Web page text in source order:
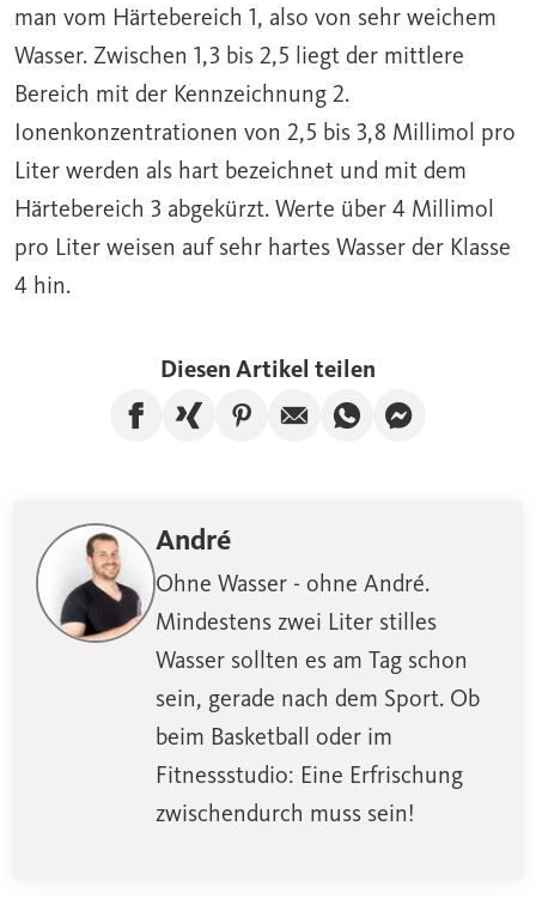
man vom Härtebereich 1, also von sehr weichem
Wasser. Zwischen 1,3 bis 2,5 liegt der mittlere
Bereich mit der Kennzeichnung 2.
Ionenkonzentrationen von 2,5 bis 3,8 Millimol pro
Liter werden als hart bezeichnet und mit dem
Härtebereich 3 abgekürzt. Werte über 4 Millimol
pro Liter weisen auf sehr hartes Wasser der Klasse
4 hin.
Diesen Artikel teilen
Artikel auf Facebook teilen
Artikel auf Xing teilen
Artikel auf Pinterest
Artikel per E-Mail
Artikel über
Artikel
André
Ohne Wasser - ohne André.
Mindestens zwei Liter stilles
Wasser sollten es am Tag schon
sein, gerade nach dem Sport. Ob
beim Basketball oder im
Fitnessstudio: Eine Erfrischung
zwischendurch muss sein!